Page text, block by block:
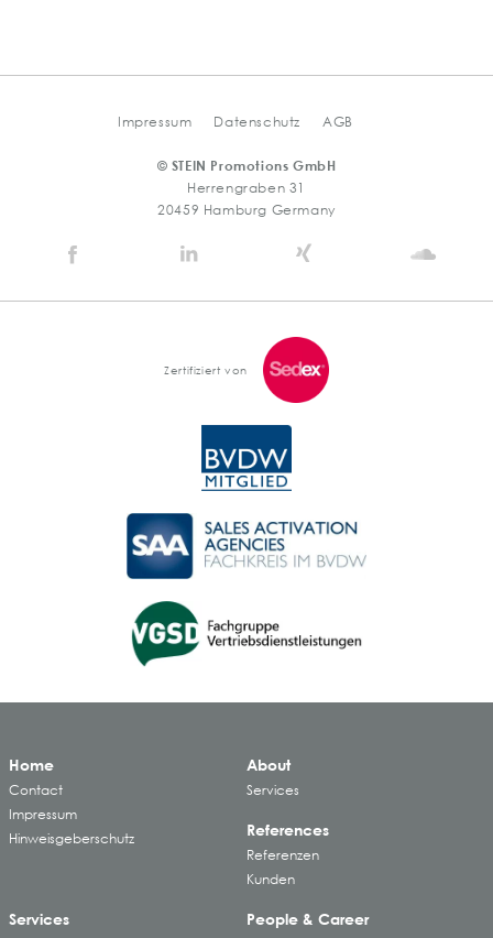
Impressum Datenschutz AGB
© STEIN Promotions GmbH
Herrengraben 31
20459 Hamburg Germany
@
@
@
Stein
@
Zertifiziert von
Home
Contact
Impressum
Hinweisgeberschutz
About
Services
References
Referenzen
Kunden
Services People & Career